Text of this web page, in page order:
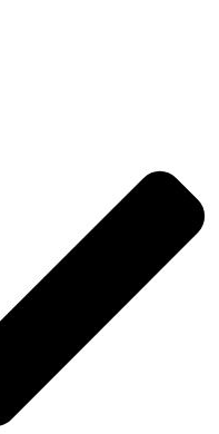
von Harald Schwiers
Schwiers
Länd